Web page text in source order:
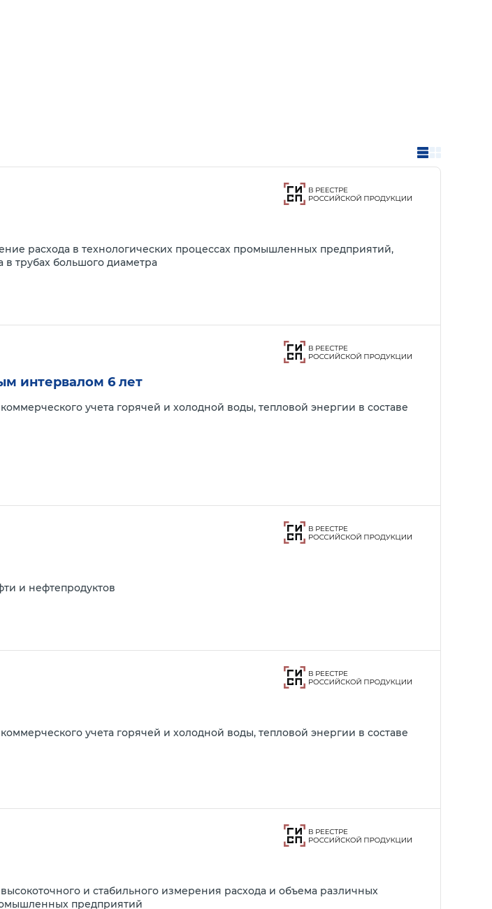
расхода в технологических процессах промышленных предприятий,
трубах большого диаметра
интервалом 6 лет
учета горячей и холодной воды, тепловой энергии в составе
и нефтепродуктов
учета горячей и холодной воды, тепловой энергии в составе
и стабильного измерения расхода и объема различных
предприятий